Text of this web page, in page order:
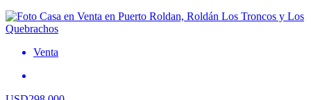
Venta